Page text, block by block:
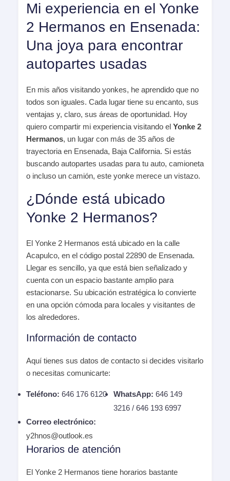
Mi experiencia en el Yonke
2 Hermanos en Ensenada:
Una joya para encontrar
autopartes usadas
En mis años visitando yonkes, he aprendido que no
todos son iguales. Cada lugar tiene su encanto, sus
ventajas y, claro, sus áreas de oportunidad. Hoy
quiero compartir mi experiencia visitando el Yonke 2
Hermanos, un lugar con más de 35 años de
trayectoria en Ensenada, Baja California. Si estás
buscando autopartes usadas para tu auto, camioneta
o incluso un camión, este yonke merece un vistazo.
¿Dónde está ubicado
Yonke 2 Hermanos?
El Yonke 2 Hermanos está ubicado en la calle
Acapulco, en el código postal 22890 de Ensenada.
Llegar es sencillo, ya que está bien señalizado y
cuenta con un espacio bastante amplio para
estacionarse. Su ubicación estratégica lo convierte
en una opción cómoda para locales y visitantes de
los alrededores.
Información de contacto
Aquí tienes sus datos de contacto si decides visitarlo
o necesitas comunicarte:
Teléfono: 646 176 6120 WhatsApp: 646 149
3216 / 646 193 6997
Correo electrónico:
y2hnos@outlook.es
Horarios de atención
El Yonke 2 Hermanos tiene horarios bastante